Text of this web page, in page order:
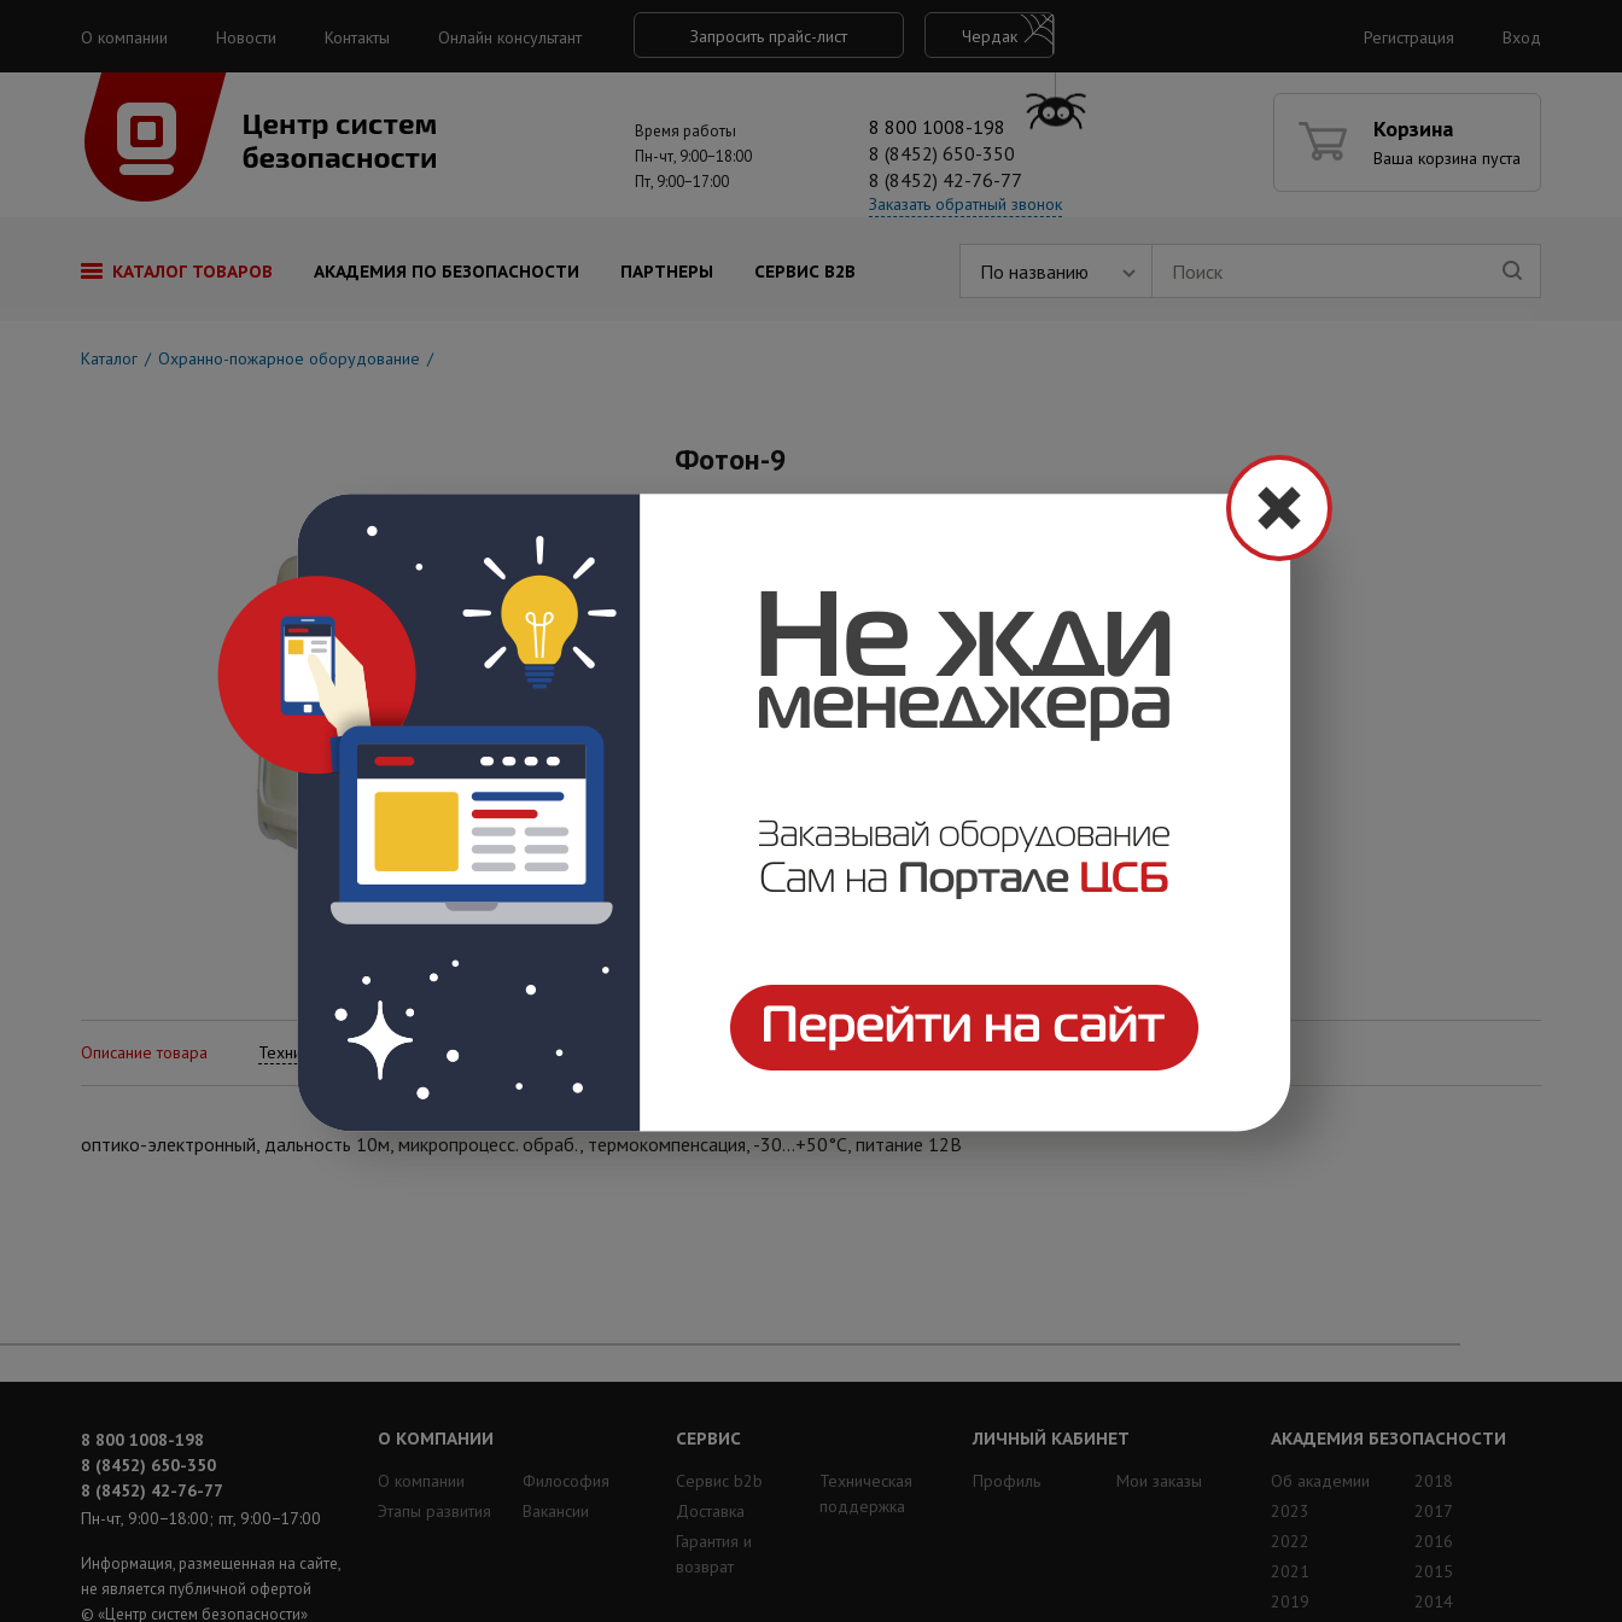
О компании Новости Контакты Онлайн консультант Запросить прайс-лист Чердак Регистрация Вход
Время работы
Пн-чт, 9:00−18:00
Пт, 9:00−17:00
8 800 1008-198
8 (8452) 650-350
8 (8452) 42-76-77
Заказать обратный звонок
Корзина
Ваша корзина пуста
КАТАЛОГ ТОВАРОВ АКАДЕМИЯ ПО БЕЗОПАСНОСТИ ПАРТНЕРЫ СЕРВИС B2B По названию
Каталог Охранно-пожарное оборудование
Фотон-9
Описание товара Технические характеристики Сертификаты и паспорта
оптико-электронный, дальность 10м, микропроцесс. обраб., термокомпенсация, -30…+50°С, питание 12В
8 800 1008-198
8 (8452) 650-350
8 (8452) 42-76-77
Пн-чт, 9:00−18:00; пт, 9:00−17:00
Информация, размещенная на сайте,
не является публичной офертой
© «Центр систем безопасности»
О КОМПАНИИ
О компании
Этапы развития
Философия
Вакансии
СЕРВИС
Сервис b2b
Доставка
Гарантия и
возврат
Техническая
поддержка
ЛИЧНЫЙ КАБИНЕТ
Профиль
Мои заказы
АКАДЕМИЯ БЕЗОПАСНОСТИ
Об академии
2023
2022
2021
2019
2018
2017
2016
2015
2014